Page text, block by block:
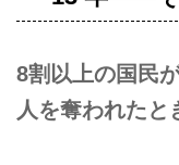
8割以上の国民
人を奪われた